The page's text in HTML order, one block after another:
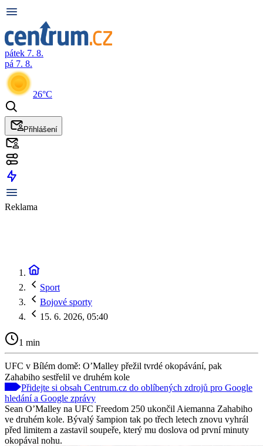
pátek 7. 8.
pá 7. 8.
26°C
Přihlášení
Reklama
Sport
Bojové sporty
15. 6. 2026, 05:40
1 min
UFC v Bílém domě: O’Malley přežil tvrdé okopávání, pak
Zahabiho sestřelil ve druhém kole
Přidejte si obsah Centrum.cz do oblíbených zdrojů pro Google
hledání a Google zprávy
Sean O’Malley na UFC Freedom 250 ukončil Aiemanna Zahabiho
ve druhém kole. Bývalý šampion tak po třech letech znovu vyhrál
před limitem a zastavil soupeře, který mu doslova od první minuty
okopával nohu.